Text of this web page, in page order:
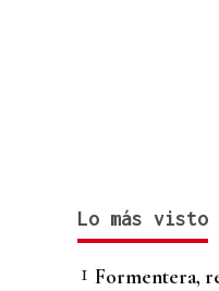
Lo más visto
Formentera,